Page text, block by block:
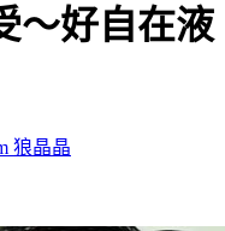
～好自在液
狼晶晶